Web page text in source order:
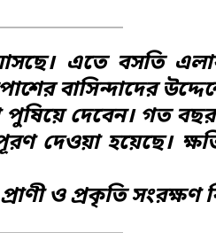
এতে বসতি
বাসিন্দাদের
দেবেন। গত বছর
দেওয়া হয়েছে।
ও প্রকৃতি সংরক্ষণ